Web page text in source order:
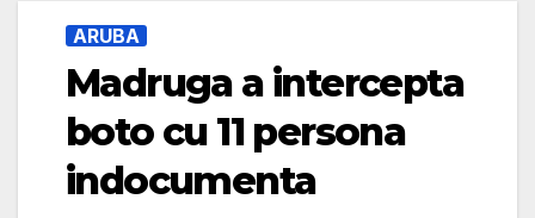
ARUBA
Madruga a intercepta
boto cu 11 persona
indocumenta